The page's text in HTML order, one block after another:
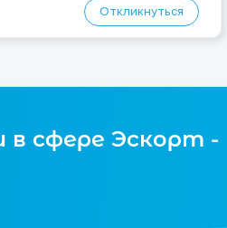
делаем только для
с доказательным портф...
Откликнуться
в сфере Эскорт -